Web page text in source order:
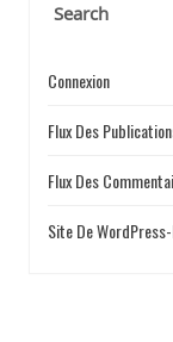
Search
Connexion
Flux Des
Flux Des
Site De